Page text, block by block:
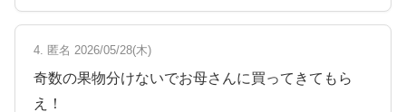
4. 匿名 2026/05/28(木)
奇数の果物分けないでお母さんに買ってきてもら
え！